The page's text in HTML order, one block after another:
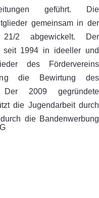
geführt. Die
gemeinsam in der
2 abgewickelt. Der
seit 1994 in ideeller und
des Fördervereins
die Bewirtung des
Der 2009 gegründete
die Jugendarbeit durch
die Bandenwerbung